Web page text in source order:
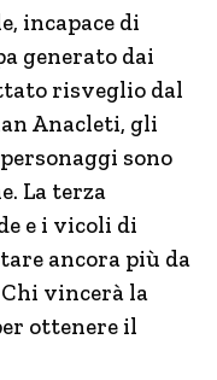
incapace di
generato dai
risveglio dal
Anacleti, gli
sono
La terza
e i vicoli di
ancora più da
vincerà la
ottenere il